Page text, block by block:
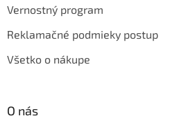
Vernostný program
Reklamačné podmieky postup
Všetko o nákupe
O nás